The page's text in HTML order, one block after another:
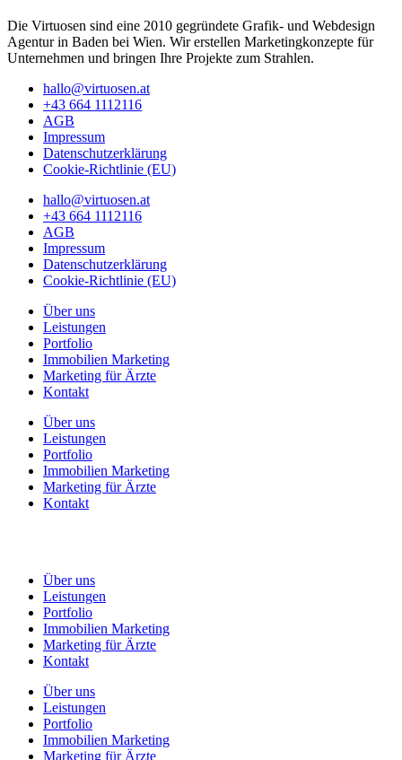
Die Virtuosen sind eine 2010 gegründete Grafik- und Webdesign
Agentur in Baden bei Wien. Wir erstellen Marketingkonzepte für
Unternehmen und bringen Ihre Projekte zum Strahlen.
hallo@virtuosen.at
+43 664 1112116
AGB
Impressum
Datenschutzerklärung
Cookie-Richtlinie (EU)
hallo@virtuosen.at
+43 664 1112116
AGB
Impressum
Datenschutzerklärung
Cookie-Richtlinie (EU)
Über uns
Leistungen
Portfolio
Immobilien Marketing
Marketing für Ärzte
Kontakt
Über uns
Leistungen
Portfolio
Immobilien Marketing
Marketing für Ärzte
Kontakt
Über uns
Leistungen
Portfolio
Immobilien Marketing
Marketing für Ärzte
Kontakt
Über uns
Leistungen
Portfolio
Immobilien Marketing
Marketing für Ärzte